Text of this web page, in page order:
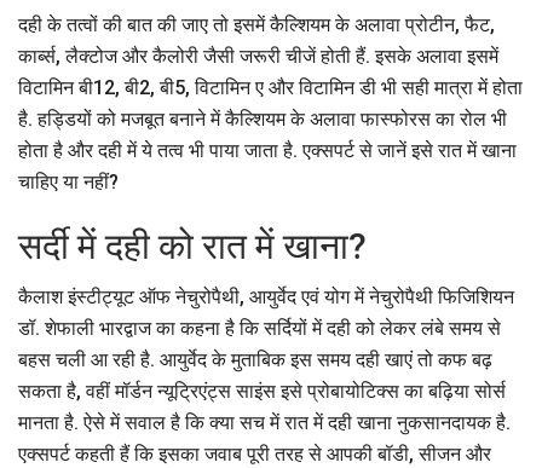
दही के तत्वों की बात की जाए तो इसमें कैल्शियम के अलावा प्रोटीन, फैट,
कार्ब्स, लैक्टोज और कैलोरी जैसी जरूरी चीजें होती हैं. इसके अलावा इसमें
विटामिन बी12, बी2, बी5, विटामिन ए और विटामिन डी भी सही मात्रा में होता
है. हड्डियों को मजबूत बनाने में कैल्शियम के अलावा फास्फोरस का रोल भी
होता है और दही में ये तत्व भी पाया जाता है. एक्सपर्ट से जानें इसे रात में खाना
चाहिए या नहीं?
सर्दी में दही को रात में खाना?
कैलाश इंस्टीट्यूट ऑफ नेचुरोपैथी, आयुर्वेद एवं योग में नेचुरोपैथी फिजिशियन
डॉ. शेफाली भारद्वाज का कहना है कि सर्दियों में दही को लेकर लंबे समय से
बहस चली आ रही है. आयुर्वेद के मुताबिक इस समय दही खाएं तो कफ बढ़
सकता है, वहीं मॉर्डन न्यूट्रिएंट्स साइंस इसे प्रोबायोटिक्स का बढ़िया सोर्स
मानता है. ऐसे में सवाल है कि क्या सच में रात में दही खाना नुकसानदायक है.
एक्सपर्ट कहती हैं कि इसका जवाब पूरी तरह से आपकी बॉडी, सीजन और